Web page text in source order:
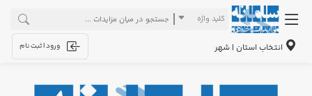
کلید واژه
انتخاب استان | شهر ورود | ثبت نام